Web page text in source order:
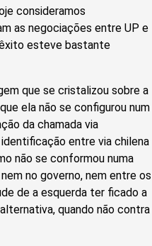
consideramos
as negociações entre UP e
esteve bastante
que se cristalizou sobre a
ela não se configurou num
da chamada via
entre via chilena
não se conformou numa
no governo, nem entre os
de a esquerda ter ficado a
quando não contra